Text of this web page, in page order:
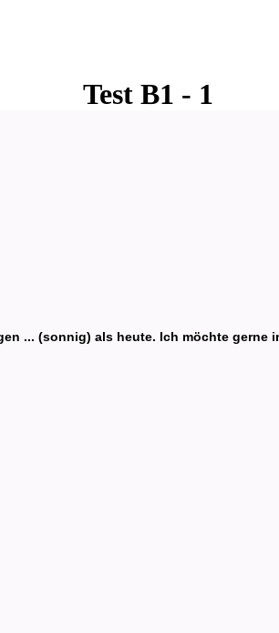
Test B1 - 1
... (sonnig) als heute. Ich möchte gerne